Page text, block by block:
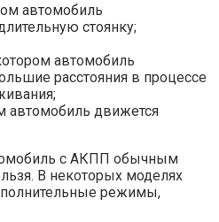
автомобиль
стоянку;
автомобиль
расстояния в процессе
автомобиль движется
с АКПП обычным
В некоторых моделях
режимы,